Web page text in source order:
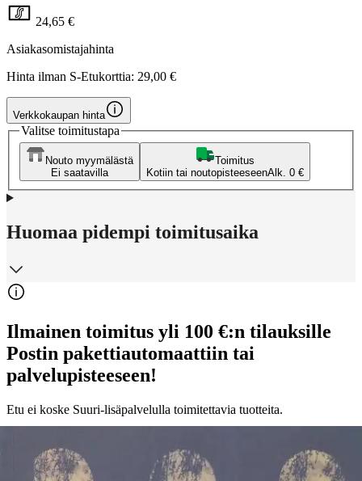
24,65 €
Asiakasomistajahinta
Hinta ilman S-Etukorttia: 29,00 €
Verkkokaupan hinta
Valitse toimitustapa
Nouto myymälästä
Ei saatavilla
Toimitus
Kotiin tai noutopisteeseenAlk. 0 €
Huomaa pidempi toimitusaika
Ilmainen toimitus yli 100 €:n tilauksille
Postin pakettiautomaattiin tai
palvelupisteeseen!
Etu ei koske Suuri‑lisäpalvelulla toimitettavia tuotteita.